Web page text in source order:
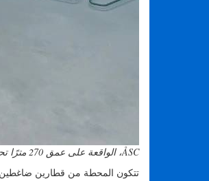
ÅSC، الواقعة على عمق 270 مترًا تحت سطح الماء في حقل ميدجارد (المصدر: Equinor)
تتكون المحطة من قطارين ضاغطين